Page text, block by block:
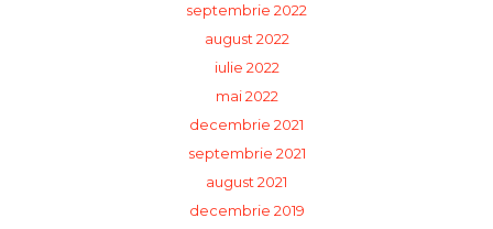
septembrie 2022
august 2022
iulie 2022
mai 2022
decembrie 2021
septembrie 2021
august 2021
decembrie 2019